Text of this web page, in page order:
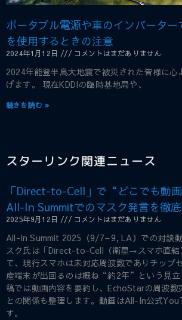
ポータブル電源や車のインバーター
を使用するときの注意
2024年1月12日 コメントはまだありません
2024年能登半島大地震で被災された皆様に心
げます。 現在KDDIの臨時基地局や、
続きを読む »
スターリンク関連ニュース
「Direct-to-Cell」で“どこでも動
All-In Summitでのマスク発言を徹
2025年9月12日 コメントはまだありません
All-In Summit 2025（9/7–9, LA）での対談
スク氏は「Direct-to-Cell（衛星→スマホ直結
て、現行スマホは未対応周波数でありチップ
産端末が出回るのは概ね“約2年”という見立
稿では動画内容を要約し、EchoStarの周波数
との関係も整理します。動画はAll-In公式
す。